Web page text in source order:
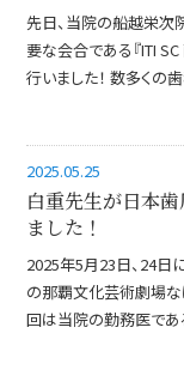
先日、当院の船越栄次
要な会合である『ITI
行いました！ 数多くの
2025.05.25
白重先生が日本
ました！
2025年5月23日、24日
の那覇文化芸術劇場な
回は当院の勤務医であ